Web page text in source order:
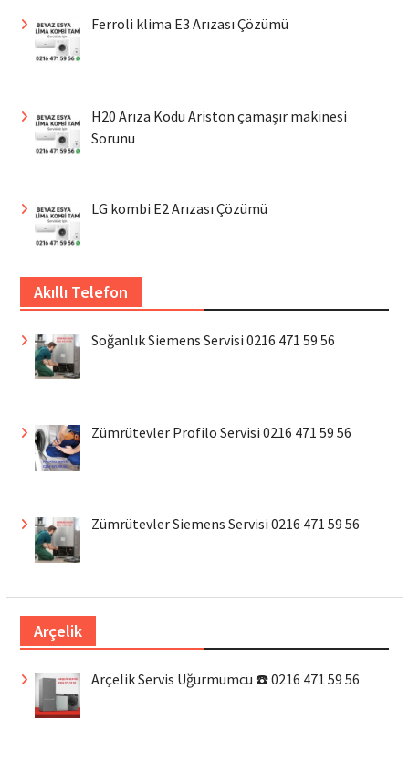
Ferroli klima E3 Arızası Çözümü
H20 Arıza Kodu Ariston çamaşır makinesi
Sorunu
LG kombi E2 Arızası Çözümü
Akıllı Telefon
Soğanlık Siemens Servisi 0216 471 59 56
Zümrütevler Profilo Servisi 0216 471 59 56
Zümrütevler Siemens Servisi 0216 471 59 56
Arçelik
Arçelik Servis Uğurmumcu ☎️ 0216 471 59 56